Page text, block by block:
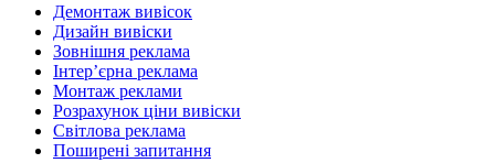
Демонтаж вивісок
Дизайн вивіски
Зовнішня реклама
Інтер’єрна реклама
Монтаж реклами
Розрахунок ціни вивіски
Світлова реклама
Поширені запитання